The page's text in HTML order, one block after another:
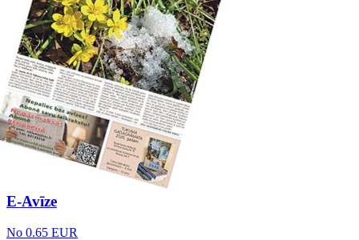
E-Avīze
No 0.65 EUR